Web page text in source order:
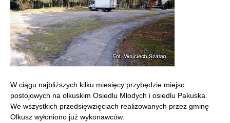
W ciągu najbliższych kilku miesięcy przybędzie miejsc
postojowych na olkuskim Osiedlu Młodych i osiedlu Pakuska.
We wszystkich przedsięwzięciach realizowanych przez gminę
Olkusz wyłoniono już wykonawców.